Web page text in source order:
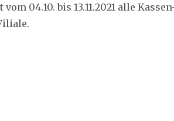
04.10. bis 13.11.2021 alle